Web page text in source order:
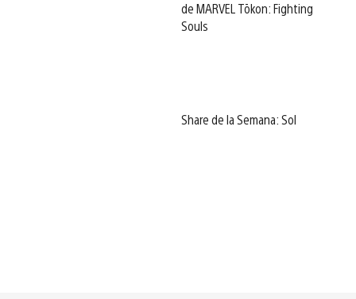
de MARVEL Tōkon: Fighting
Souls
Share de la Semana: Sol